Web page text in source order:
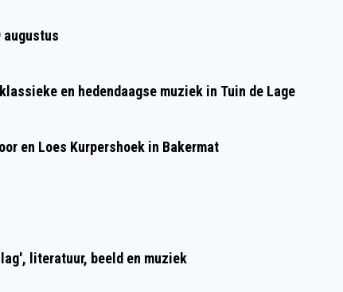
AWARD 2021
augustus
en hedendaagse muziek in Tuin de Lage
en Loes Kurpershoek in Bakermat
literatuur, beeld en muziek